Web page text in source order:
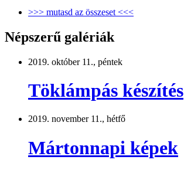
>>> mutasd az összeset <<<
Népszerű galériák
2019. október 11., péntek
Töklámpás készítés
2019. november 11., hétfő
Mártonnapi képek